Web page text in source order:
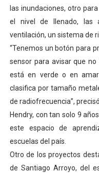
las inundaciones, otro
el nivel de llenado, las
ventilación, un sistema de
“Tenemos un botón para
sensor para avisar que
está en verde o en
clasifica por tamaño
de radiofrecuencia”,
Hendry, con tan solo 9
este espacio de
escuelas del país.
Otro de los proyectos
de Santiago Arroyo, del